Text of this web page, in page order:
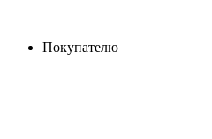
Покупателю